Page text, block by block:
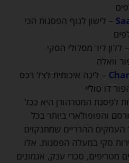
– לישון לנוף הפסגות הכי
ליד מסלולי הסקי
וואלה
– לינה איכותית לצל רכס
דו סוליי
לפסגת המטרהורן היא ככל
והפופולארי ביותר בכל
ההרריים שמתנקזים
סקי במעלה הפסגות. אלו
מטריפים, סכרי ענק, אגמונים